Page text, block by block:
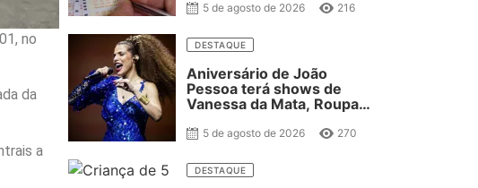
no
da
a
5 de agosto de 2026 216
DESTAQUE
Aniversário de João
Pessoa terá shows de
Vanessa da Mata, Roupa
5 de agosto de 2026 270
DESTAQUE